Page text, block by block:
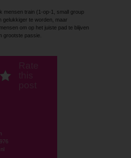
mensen train (1-op-1, small group
gelukkiger te worden, maar
om op het juiste pad te blijven
grootste passie.